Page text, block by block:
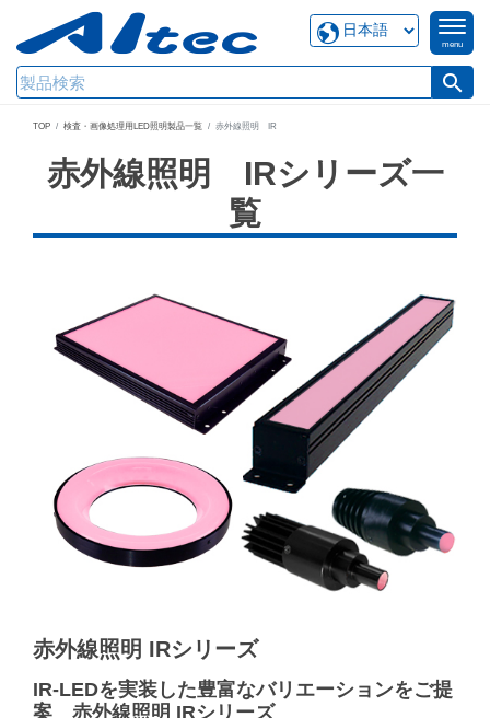
menu
search
TOP 検査・画像処理用LED照明製品一覧 赤外線照明 IR
赤外線照明 IRシリーズ一
覧
赤外線照明 IRシリーズ
IR-LEDを実装した豊富なバリエーションをご提
案 赤外線照明 IRシリーズ